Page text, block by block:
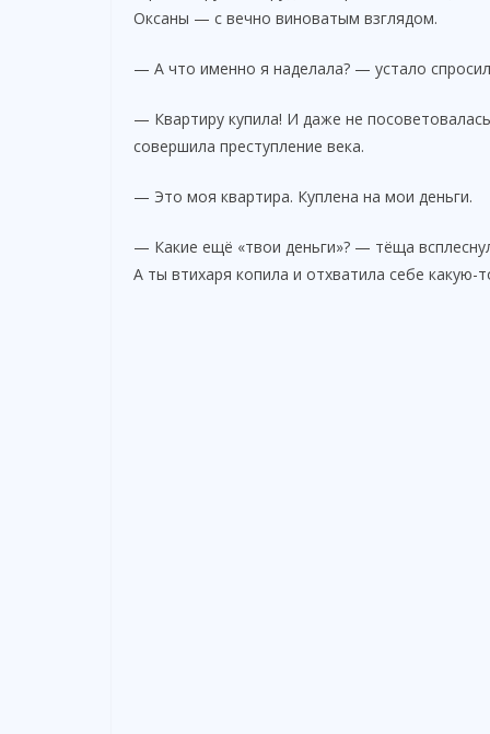
Оксаны — с вечно виноватым взглядом.
— А что именно я наделала? — устало
— Квартиру купила! И даже не
совершила преступление века.
— Это моя квартира. Куплена на мои деньги.
— Какие ещё «твои деньги»? — тёща
А ты втихаря копила и отхватила себе какую-